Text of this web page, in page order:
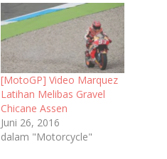
[MotoGP] Video Marquez
Latihan Melibas Gravel
Chicane Assen
Juni 26, 2016
dalam "Motorcycle"